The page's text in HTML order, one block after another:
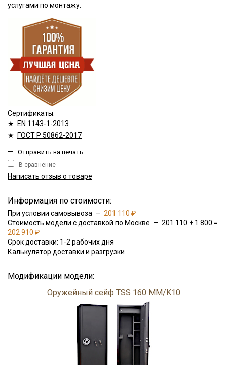
услугами по монтажу.
Сертификаты:
★ EN 1143-1-2013
★ ГОСТ Р 50862-2017
— Отправить на печать
В сравнение
Написать отзыв о товаре
Информация по стоимости:
При условии самовывоза — 201 110 ₽
Стоимость модели с доставкой по Москве — 201 110 + 1 800 =
202 910 ₽
Срок доставки: 1-2 рабочих дня
Калькулятор доставки и разгрузки
Модификации модели:
Оружейный сейф TSS 160 MM/K10